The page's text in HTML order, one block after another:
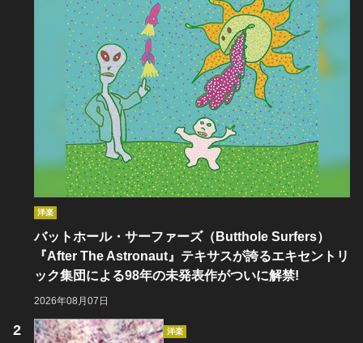
洋楽
バットホール・サーファーズ（Butthole Surfers）
『After The Astronaut』テキサスが誇るエキセントリ
ック集団による98年の未発表作がついに解禁!
2026年08月07日
洋楽